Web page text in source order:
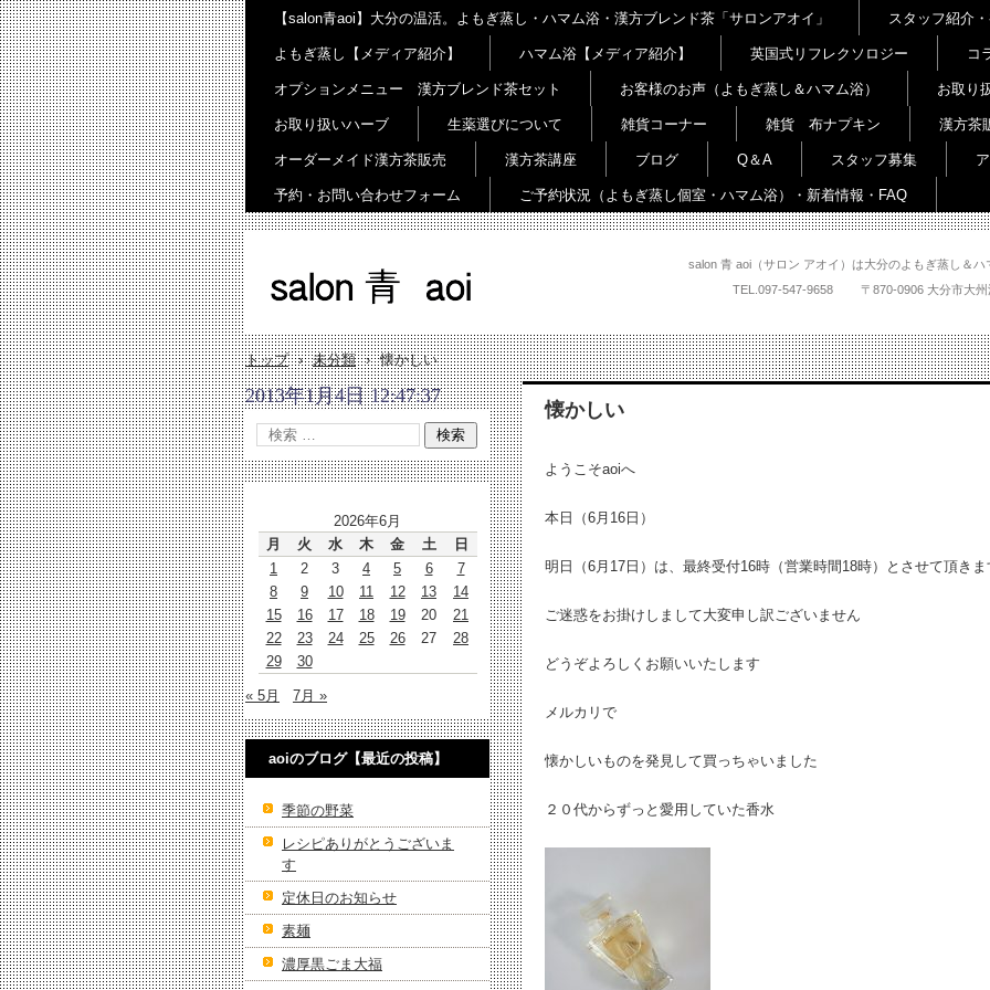
salon 青 aoi（サロン アオイ）は大分のよもぎ蒸し＆
TEL. 097-547-9658 〒870-0906 大分
【salon青aoi】大分の温活。よもぎ蒸し・ハマム浴・漢方ブレンド茶「サロンアオイ」 スタッフ紹介
よもぎ蒸し【メディア紹介】 ハマム浴【メディア紹介】 英国式リフレクソロジー コ
オプションメニュー 漢方ブレンド茶セット お客様のお声（よもぎ蒸し＆ハマム浴） お取り
お取り扱いハーブ 生薬選びについて 雑貨コーナー 雑貨 布ナプキン 漢方茶
オーダーメイド漢方茶販売 漢方茶講座 ブログ Q＆A スタッフ募集
予約・お問い合わせフォーム ご予約状況（よもぎ蒸し個室・ハマム浴）・新着情報・FAQ
トップ › 未分類 › 懐かしい
懐かしい
ようこそaoiへ
本日（6月16日）
明日（6月17日）は、最終受付16時（営業時間18時）とさせて頂きま
ご迷惑をお掛けしまして大変申し訳ございません
どうぞよろしくお願いいたします
メルカリで
懐かしいものを発見して買っちゃいました
２０代からずっと愛用していた香水
2013年1月4日 12:47:37
2026年6月
月
火 水 木 金 土
日
1
2 3 4 5 6
7
8
9 10 11 12 13
14
15
16 17 18 19 20
21
22
23 24 25 26 27
28
29
30
« 5月 7月 »
aoiのブログ【最近の投稿】
季節の野菜
レシピありがとうございま
す
定休日のお知らせ
素麺
濃厚黒ごま大福